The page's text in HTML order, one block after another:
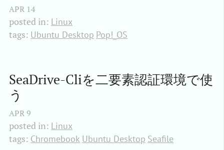
APR 14
posted in: Linux
tags: Ubuntu Desktop Pop!_OS
SeaDrive-Cliを二要素認証環境で使
う
APR 9
posted in: Linux
tags: Chromebook Ubuntu Desktop Seafile